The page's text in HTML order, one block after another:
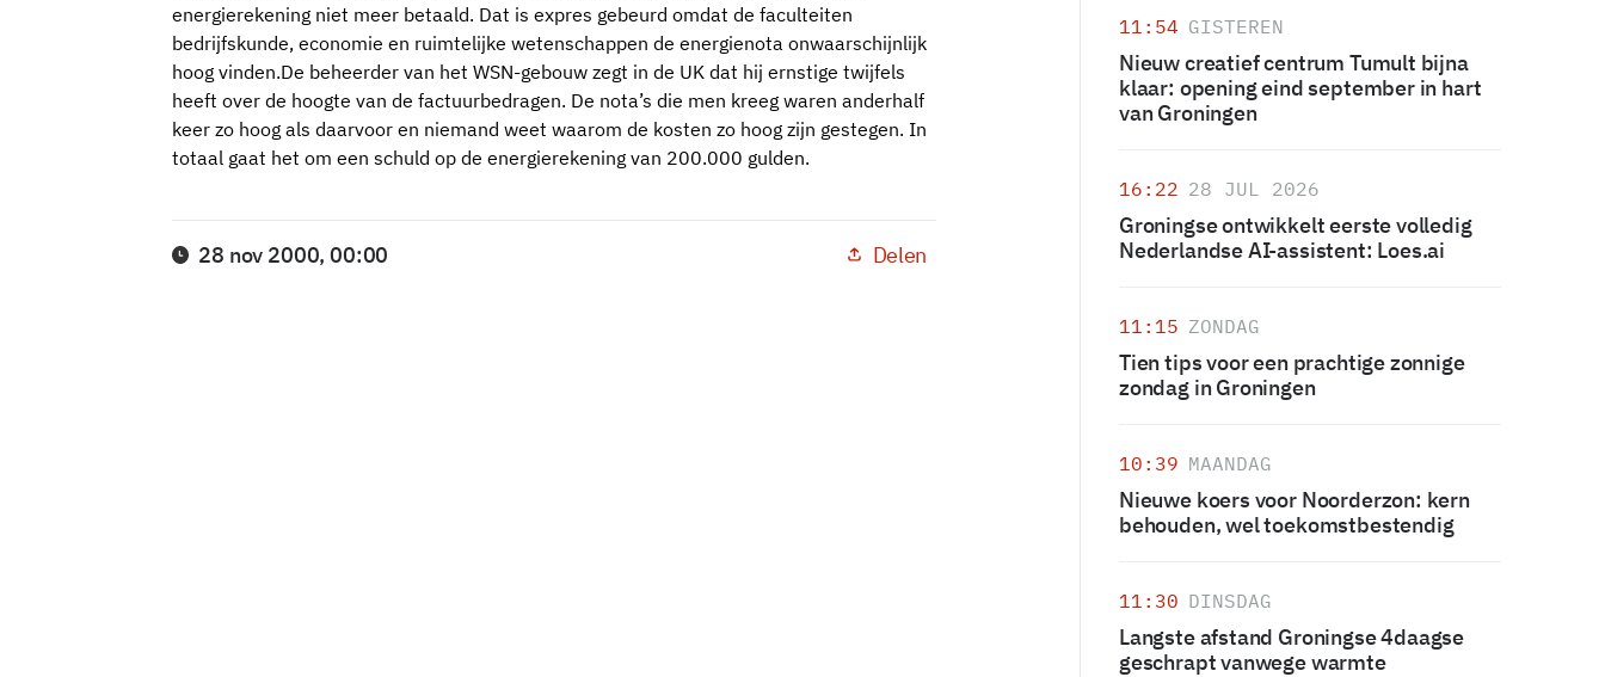
energierekening niet meer betaald. Dat is expres gebeurd omdat de faculteiten
bedrijfskunde, economie en ruimtelijke wetenschappen de energienota onwaarschijnlijk
hoog vinden.De beheerder van het WSN-gebouw zegt in de UK dat hij ernstige twijfels
heeft over de hoogte van de factuurbedragen. De nota’s die men kreeg waren anderhalf
keer zo hoog als daarvoor en niemand weet waarom de kosten zo hoog zijn gestegen. In
totaal gaat het om een schuld op de energierekening van 200.000 gulden.
28 nov 2000, 00:00 Delen
11:54 GISTEREN
Nieuw creatief centrum Tumult bijna
klaar: opening eind september in hart
van Groningen
16:22 28 JUL 2026
Groningse ontwikkelt eerste volledig
Nederlandse AI-assistent: Loes.ai
11:15 ZONDAG
Tien tips voor een prachtige zonnige
zondag in Groningen
10:39 MAANDAG
Nieuwe koers voor Noorderzon: kern
behouden, wel toekomstbestendig
11:30 DINSDAG
Langste afstand Groningse 4daagse
geschrapt vanwege warmte